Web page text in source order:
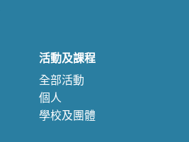
活動及課程
全部活動
個人
學校及團體